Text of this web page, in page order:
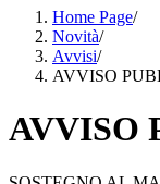
Home Page/
Novità/
Avvisi/
AVVISO
AVVISO